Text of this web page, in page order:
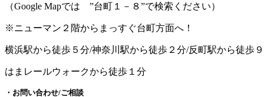
（Google Mapでは ”台町１－８”で検索ください）
※ニューマン２階からまっすぐ台町方面へ！
横浜駅から徒歩５分/神奈川駅から徒歩２分/反町駅から徒歩
はまレールウォークから徒歩１分
・お問い合わせ/ご相談